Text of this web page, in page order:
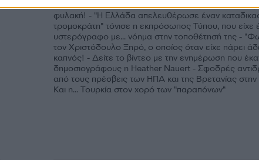
πολύ, οι ΗΠΑ λένε ότι ανησυχούν πως δεν θα
φυλακή! - "Η Ελλάδα απελευθέρωσε έναν
τρομοκράτη" τόνισε η εκπρόσωπος Τύπου, που είχε
υστερόγραφο με... νόημα στην τοποθέτησή της -
τον Χριστόδουλο Ξηρό, ο οποίος όταν είχε πάρει
καπνός! - Δείτε το βίντεο με την ενημέρωση που
δημοσιογράφους η Heather Nauert - Σφοδρές
από τους πρέσβεις των ΗΠΑ και της Βρετανίας
Και η... Τουρκία στον χορό των "παραπόνων"